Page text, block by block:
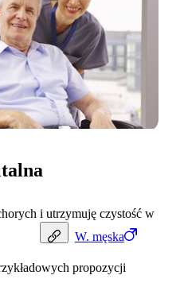
W. męska
i utrzymuję czystość w
propozycji